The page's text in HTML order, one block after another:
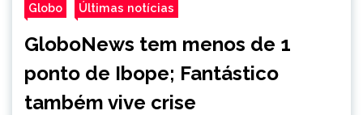
Globo Últimas notícias
GloboNews tem menos de 1
ponto de Ibope; Fantástico
também vive crise